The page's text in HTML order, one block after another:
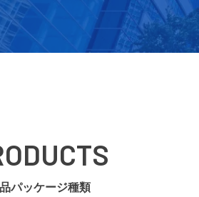
パッケージ種類